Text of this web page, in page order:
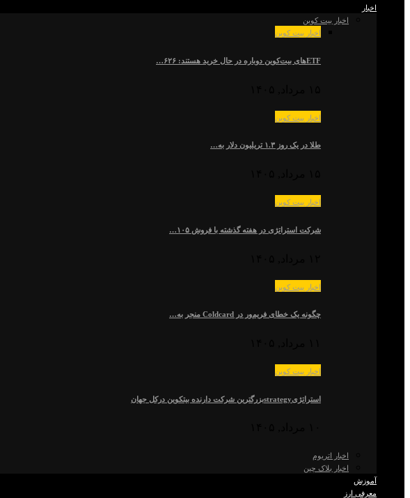
اخبار
اخبار بیت کوین
اخبار بیت کوین
ETFهای بیت‌کوین دوباره در حال خرید هستند: ۶۲۶…
اخبار بیت کوین
طلا در یک روز ۱.۳ تریلیون دلار به…
اخبار بیت کوین
شرکت استراتژی در هفته گذشته با فروش ۱۰۵…
اخبار بیت کوین
چگونه یک خطای فریم‌ور در Coldcard منجر به…
اخبار بیت کوین
استراتژیstrategyبزرگترین شرکت دارنده بیتکوین درکل جهان
اخبار اتریوم
اخبار بلاک چین
آموزش
معرفی ارز